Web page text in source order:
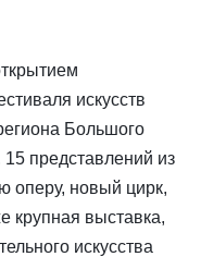
искусств
Большого
представлений из
оперу, новый цирк,
крупная выставка,
искусства